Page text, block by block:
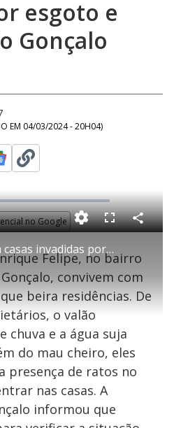
esgoto e
Gonçalo
EM 04/03/2024 - 20H04)
no Google
Moradores têm casas invadidas por esgoto e ratos em São Gonçalo
F
l
s
c
e
n
C
o
a
r
i
l
h
a
Felipe, no bairro
convivem com
beira residências. De
o valão
chuva e a água suja
do mau cheiro, eles
presença de ratos no
nas casas. A
informou que